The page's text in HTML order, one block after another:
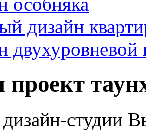
дизайн
двухуровневой
проект
студии